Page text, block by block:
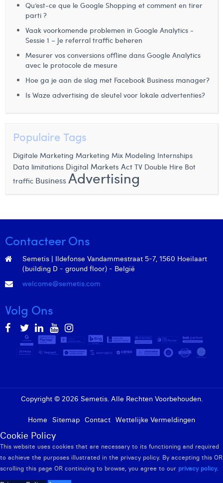
Qu’est-ce que le Google Shopping et comment en tirer
parti ?
Vaak voorkomende problemen in Google Analytics -
Sessie 1 – Je referral traffic beheren
Mesurer vos conversions offline dans Google Analytics
avec le protocole de mesure
Hoe ga je aan de slag met Facebook Business manager?
Is Waze advertising de sleutel voor lokale advertenties?
Populaire Tags
Digitale Marketing Marketing Mix Modeling Internships
Data limitations Digital Markets Act TV Double Hire Bot
traffic BusinessAdvertising
Contacteer Ons
Semetis | Ildefonse Vandammestraat 5-7, 1560 Hoeilaart
(building D - ground floor) - België
welcome@semetis.com
Volg Ons
Copyright © 2026 Semetis. Alle Rechten Voorbehouden.
Home Sitemap Contact Wettelijke Vermeldingen
Cookie Policy
This website uses cookies that are necessary to its functioning and required
to achieve the purposes illustrated in the privacy policy. By accepting this OR
scrolling this page OR continuing to browse, you agree to our privacy policy.